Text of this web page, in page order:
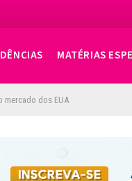
MATÉRIAS
mercado dos EUA